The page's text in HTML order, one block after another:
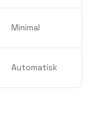
Minimal
Automatisk